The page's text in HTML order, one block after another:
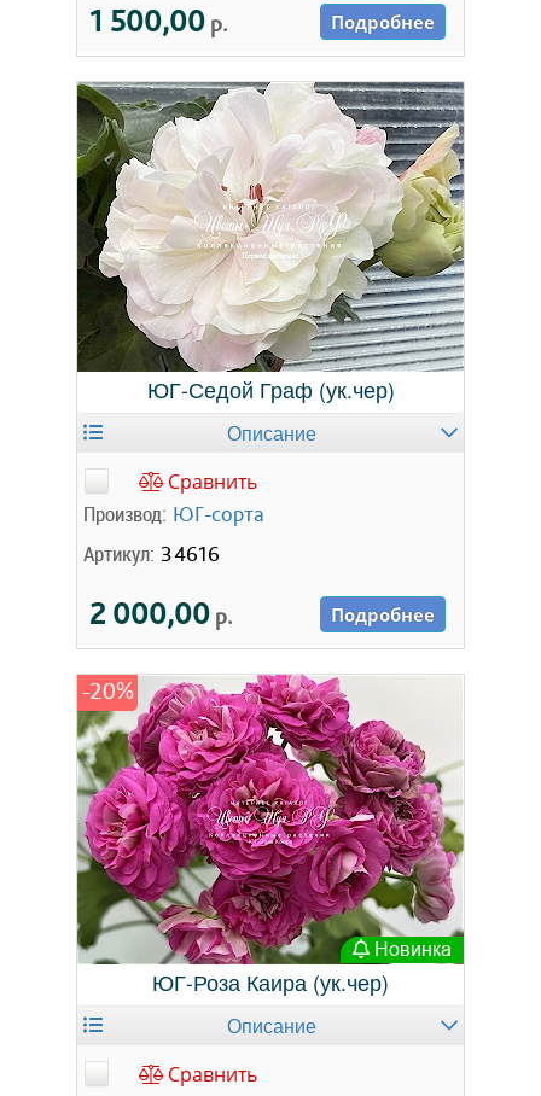
1 500,00 р. Подробнее
ЮГ-Седой Граф (ук.чер)
Описание
Сравнить
Производ: ЮГ-сорта
Артикул: 34616
2 000,00 р. Подробнее
-20%
Новинка
ЮГ-Роза Каира (ук.чер)
Описание
Сравнить